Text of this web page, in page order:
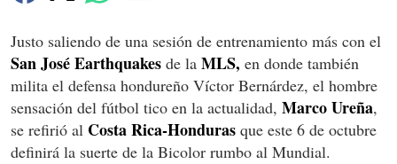
Justo saliendo de una sesión de entrenamiento más con el
San José Earthquakes de la MLS, en donde también
milita el defensa hondureño Víctor Bernárdez, el hombre
sensación del fútbol tico en la actualidad, Marco Ureña,
se refirió al Costa Rica-Honduras que este 6 de octubre
definirá la suerte de la Bicolor rumbo al Mundial.